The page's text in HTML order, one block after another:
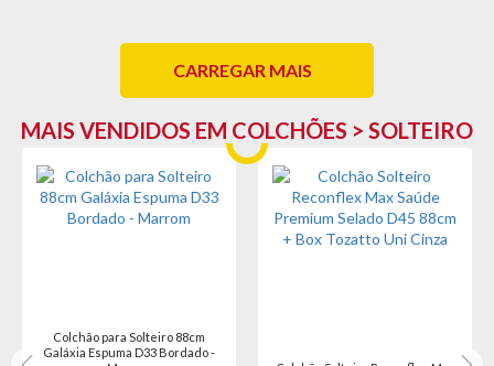
CARREGAR MAIS
MAIS VENDIDOS EM COLCHÕES > SOLTEIRO
Colchão para Solteiro 88cm
Galáxia Espuma D33 Bordado -